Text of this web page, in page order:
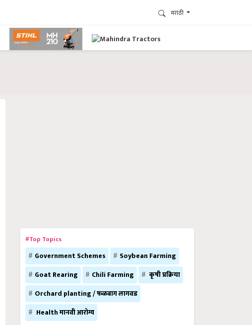
मराठी
#Top Topics
Government Schemes
Soybean Farming
Goat Rearing
Chili Farming
कृषी प्रक्रिया
Orchard planting / फळबाग लागवड
Health मानवी आरोग्य